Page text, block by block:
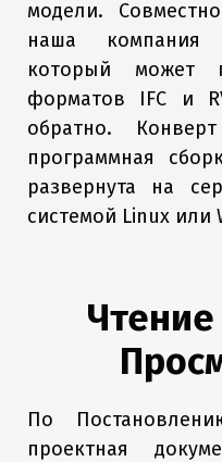
модели.
наша компания
который может
форматов IFC и
обратно.
программная
развернута на
системой Linux или
По
проектная